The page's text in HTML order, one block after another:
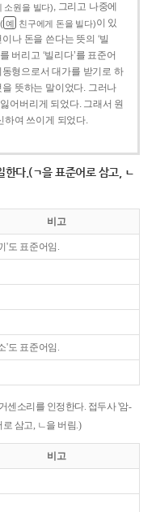
소원을 빌다), 그리고 나중에
( 예 친구에게 돈을 빌다)이 있
나 돈을 쓴다는 뜻의 ‘빌
버리고 ‘빌리다’를 표준어
동형으로서 대가를 받기로 하
뜻하는 말이었다. 그러나
어버리게 되었다. 그래서 원
하여 쓰이게 되었다.
다.(ㄱ을 표준어로 삼고, ㄴ
비고
'도 표준어임.
'도 표준어임.
센소리를 인정한다. 접두사 '암-
삼고, ㄴ을 버림.)
비고